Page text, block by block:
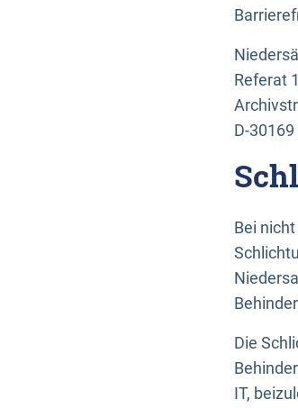
Referat
D-
Bei
Die
IT,